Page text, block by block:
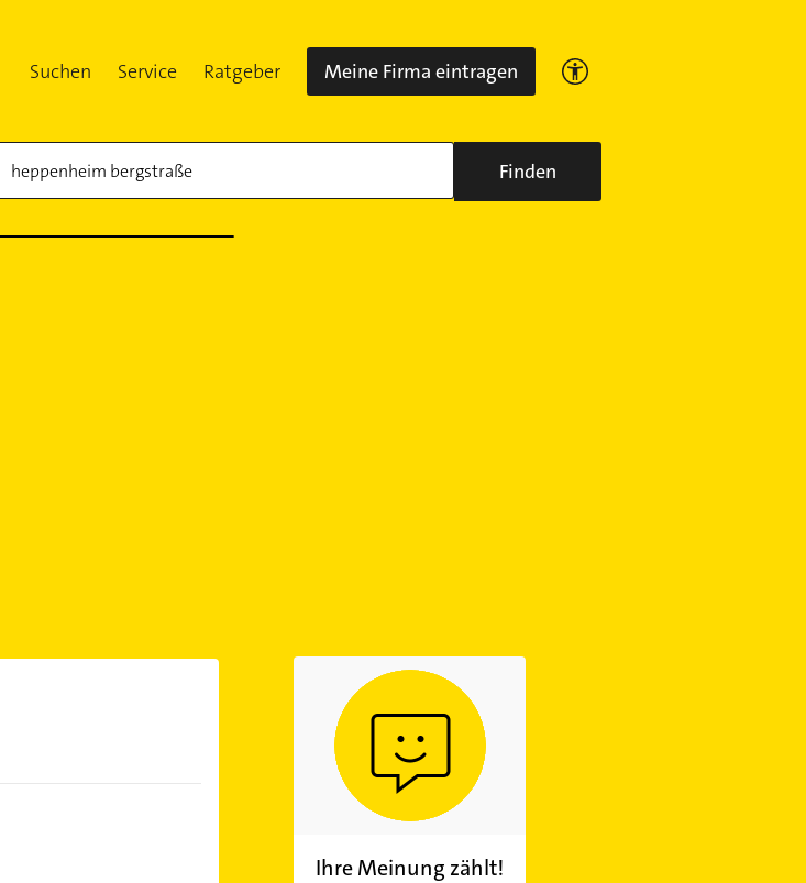
Suchen Service Ratgeber Meine Firma eintragen
Finden
Ihre Meinung zählt!